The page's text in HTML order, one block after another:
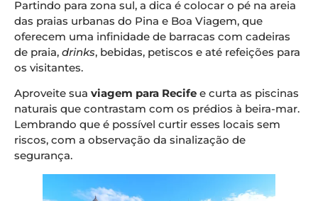
Partindo para zona sul, a dica é colocar o pé na areia
das praias urbanas do Pina e Boa Viagem, que
oferecem uma infinidade de barracas com cadeiras
de praia, drinks, bebidas, petiscos e até refeições para
os visitantes.
Aproveite sua viagem para Recife e curta as piscinas
naturais que contrastam com os prédios à beira-mar.
Lembrando que é possível curtir esses locais sem
riscos, com a observação da sinalização de
segurança.